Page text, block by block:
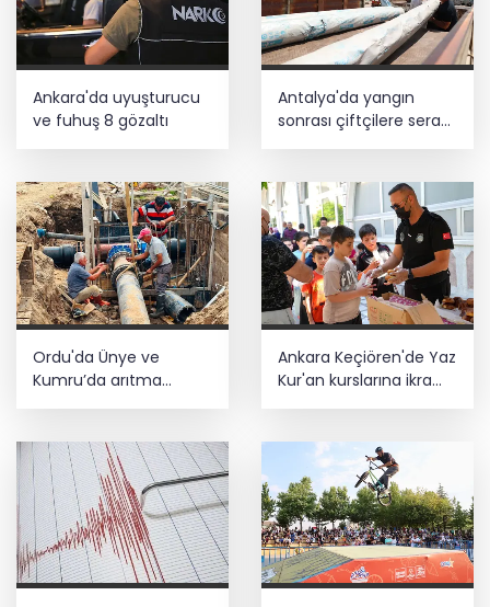
Ankara'da uyuşturucu
ve fuhuş 8 gözaltı
Antalya'da yangın
sonrası çiftçilere sera
naylonu desteği
Ordu'da Ünye ve
Kumru’da arıtma
Ankara Keçiören'de Yaz
Kur'an kurslarına ikram